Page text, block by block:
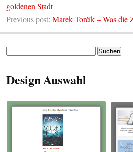
goldenen Stadt
Previous post: Marek Torčík – Was die
Design Auswahl